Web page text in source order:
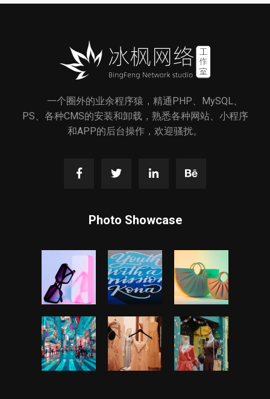
一个圈外的业余程序猿，精通PHP、MySQL、
PS、各种CMS的安装和卸载，熟悉各种网站、小程序
和APP的后台操作，欢迎骚扰。
Photo Showcase